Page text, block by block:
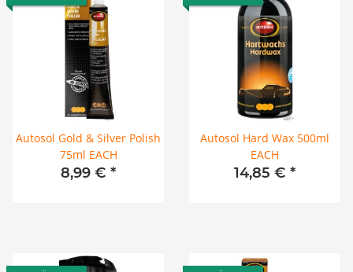
Autosol Gold & Silver Polish
75ml EACH
8,99 € *
Autosol Hard Wax 500ml
EACH
14,85 € *